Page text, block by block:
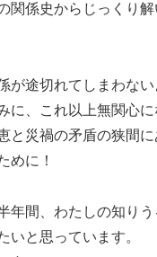
関係史からじっくり解
が途切れてしまわな
に、これ以上無関心
と災禍の矛盾の狭間
めに！
年間、わたしの知り
いと思っています。